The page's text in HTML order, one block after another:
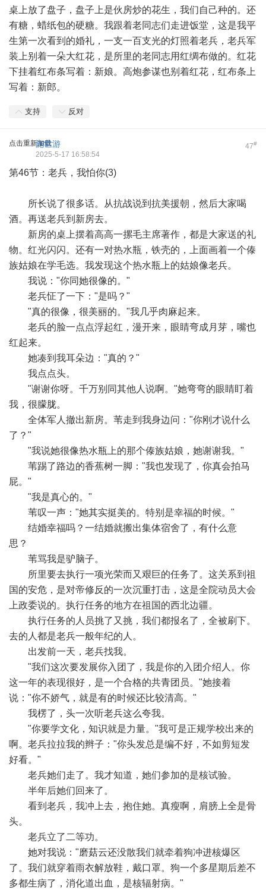
桌上放了盘子，盘子上是伙房炒的花生，我们自己种的。还
有糖，蜡纸包的硬糖。我跟着老同志们走进饭堂，这是我平
生第一次看到的婚礼，一支一百支光的灯照着老兵，老兵军
装上别着一朵大红花，是所里的老同志用红绸布做的。红花
下挂着红布条写着：新娘。高炮参谋也别着红花，红布条上
写着：新郎。
支持 反对
点击重新加载 47#
施世游
2025-5-17 16:58:54
第46节：老兵，我怕你(3)
所长说了很多话。从抗战说到抗美援朝，然后大家喝
酒。再送老兵到新房去。
新房的桌上摆着高高一摞毛主席著作，都是大家送的礼
物。红光闪闪。还有一对热水瓶，铁壳的，上面画着一个傣
族姑娘在学毛选。我发现这个热水瓶上的姑娘像老兵。
我说："你同她很像的。"
老兵怔了一下："是吗？"
"真的很像，很美丽的。"我几乎肉麻起来。
老兵的脸一点点浮起红，漫开来，眼睛弯成月芽，嘴也
红起来。
她凑到我耳朵边："真的？"
我点点头。
"谢谢你呀。千万别同其他人说啊。"她弯弯的眼睛盯着
我，很朦胧。
全体军人撤出新房。苇走到我身边问："你刚才说什么
了？"
"我说她很像热水瓶上的那个傣族姑娘，她谢谢我。"
苇踢了路边的香蕉树一脚："我也发现了，你真会拍马
屁。"
"我是真心的。"
苇叹一声："她其实挺美的。特别是幸福的时候。"
结婚幸福吗？一结婚就搬出集体宿舍了，有什么意
思？
苇骂我是驴脑子。
所里要去执行一项光荣而又艰巨的任务了。这关系到祖
国的安危，是对帝修反的一次沉重打击，这是全院动员大会
上政委说的。执行任务的地方在祖国的西北边疆。
执行任务的人员挑了又挑，我们都报名了，全被刷下。
去的人都是老兵一般年纪的人。
出发前一天，老兵找我。
"我们这次要发展你入团了，我是你的入团介绍人。你
这一年的表现很好，是一个合格的共青团员。"她接着
说："你不娇气，就是有的时候还比较清高。"
我楞了，头一次听老兵这么夸我。
"你要学文化，知识就是力量。"我可是正规学校出来的
啊。老兵拉拉我的辫子："你头发总是编不好，不如剪短发
好看。"
老兵她们走了。我才知道，她们参加的是核试验。
半年后她们回来了。
看到老兵，我冲上去，抱住她。真瘦啊，肩膀上全是骨
头。
老兵立了二等功。
她对我说："磨菇云还没散我们就牵着狗冲进核爆区
了。我们就穿着雨衣解放鞋，戴口罩。狗一个多星期后差不
多都生病了，消化道出血，是核辐射病。"